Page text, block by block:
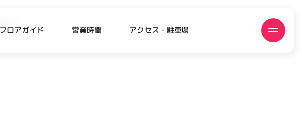
フロアガイド 営業時間 アクセス・駐車場